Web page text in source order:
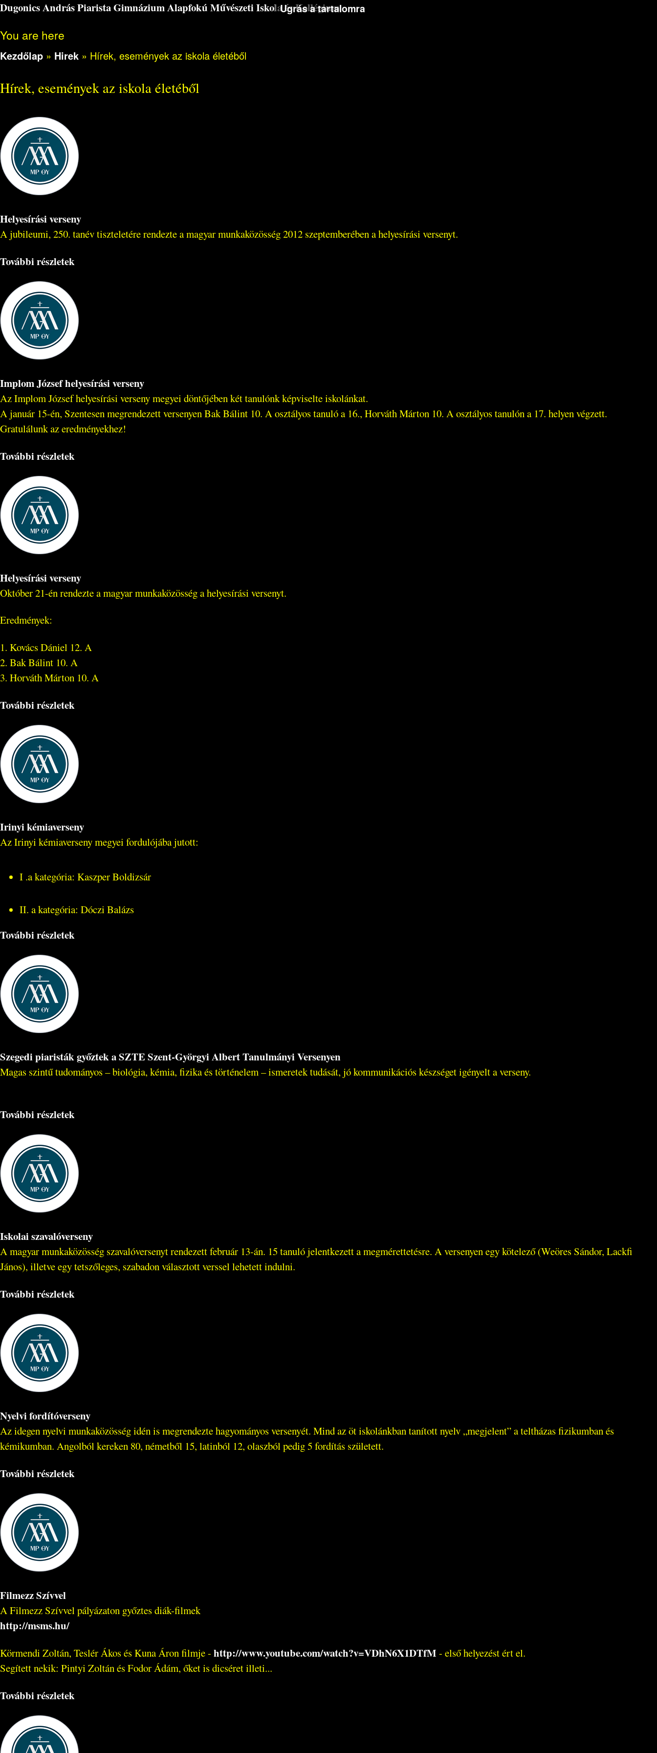
Ugrás a tartalomra
Dugonics András Piarista Gimnázium Alapfokú Művészeti Iskola és Kollégium
You are here
Kezdőlap » Hirek » Hírek, események az iskola életéből
Hírek, események az iskola életéből
Helyesírási verseny
A jubileumi, 250. tanév tiszteletére rendezte a magyar munkaközösség 2012 szeptemberében a helyesírási versenyt.
További részletek
Implom József helyesírási verseny
Az Implom József helyesírási verseny megyei döntőjében két tanulónk képviselte iskolánkat.
A január 15-én, Szentesen megrendezett versenyen Bak Bálint 10. A osztályos tanuló a 16., Horváth Márton 10. A osztályos tanulón a 17. helyen végzett.
Gratulálunk az eredményekhez!
További részletek
Helyesírási verseny
Október 21-én rendezte a magyar munkaközösség a helyesírási versenyt.
Eredmények:
1. Kovács Dániel 12. A
2. Bak Bálint 10. A
3. Horváth Márton 10. A
További részletek
Irinyi kémiaverseny
Az Irinyi kémiaverseny megyei fordulójába jutott:
I .a kategória: Kaszper Boldizsár
II. a kategória: Dóczi Balázs
További részletek
Szegedi piaristák győztek a SZTE Szent-Györgyi Albert Tanulmányi Versenyen
Magas szintű tudományos – biológia, kémia, fizika és történelem – ismeretek tudását, jó kommunikációs készséget igényelt a verseny.
További részletek
Iskolai szavalóverseny
A magyar munkaközösség szavalóversenyt rendezett február 13-án. 15 tanuló jelentkezett a megmérettetésre. A versenyen egy kötelező (Weöres Sándor, Lackfi
János), illetve egy tetszőleges, szabadon választott verssel lehetett indulni.
További részletek
Nyelvi fordítóverseny
Az idegen nyelvi munkaközösség idén is megrendezte hagyományos versenyét. Mind az öt iskolánkban tanított nyelv „megjelent” a teltházas fizikumban és
kémikumban. Angolból kereken 80, németből 15, latinból 12, olaszból pedig 5 fordítás született.
További részletek
Filmezz Szívvel
A Filmezz Szívvel pályázaton győztes diák-filmek
http://msms.hu/
Körmendi Zoltán, Teslér Ákos és Kuna Áron filmje - http://www.youtube.com/watch?v=VDhN6X1DTfM - első helyezést ért el.
Segített nekik: Pintyi Zoltán és Fodor Ádám, őket is dicséret illeti...
További részletek